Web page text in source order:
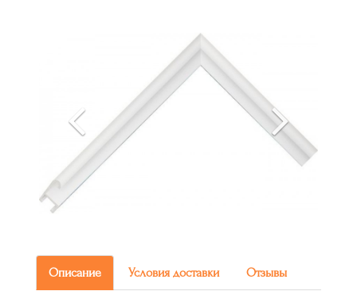
Описание Условия доставки Отзывы